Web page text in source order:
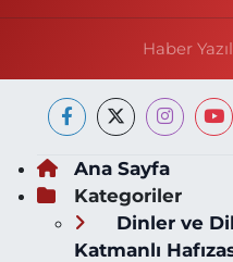
Haber
Ana Sayfa
Kategoriler
Dinler ve
Katmanlı